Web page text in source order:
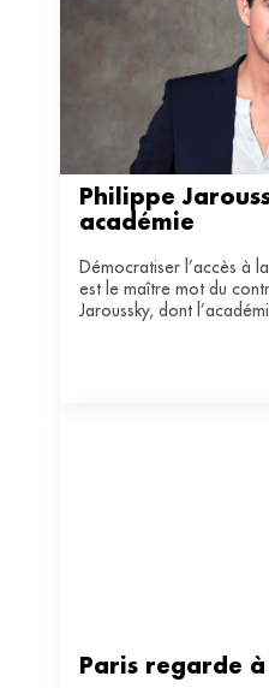
Philippe
académie
Démocratiser l’accès à
est le maître mot du
Jaroussky, dont
Paris regarde à